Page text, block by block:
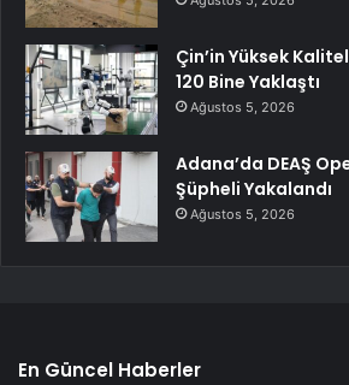
Çin’in Yüksek
120 Bine Yaklaştı
Ağustos 5, 2026
Adana’da DEAŞ
Şüpheli Yakalandı
Ağustos 5, 2026
En Güncel Haberler